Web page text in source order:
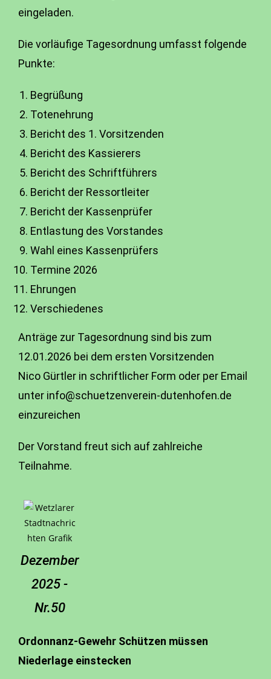
eingeladen.
Die vorläufige Tagesordnung umfasst folgende
Punkte:
Begrüßung
Totenehrung
Bericht des 1. Vorsitzenden
Bericht des Kassierers
Bericht des Schriftführers
Bericht der Ressortleiter
Bericht der Kassenprüfer
Entlastung des Vorstandes
Wahl eines Kassenprüfers
Termine 2026
Ehrungen
Verschiedenes
Anträge zur Tagesordnung sind bis zum
12.01.2026 bei dem ersten Vorsitzenden
Nico Gürtler in schriftlicher Form oder per Email
unter info@schuetzenverein-dutenhofen.de
einzureichen
Der Vorstand freut sich auf zahlreiche
Teilnahme.
Dezember
2025 -
Nr.50
Ordonnanz-Gewehr Schützen müssen
Niederlage einstecken